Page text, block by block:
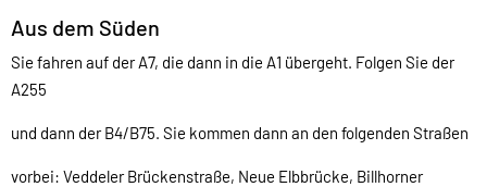
Aus dem Süden
Sie fahren auf der A7, die dann in die A1 übergeht. Folgen Sie der
A255
und dann der B4/B75. Sie kommen dann an den folgenden Straßen
vorbei: Veddeler Brückenstraße, Neue Elbbrücke, Billhorner